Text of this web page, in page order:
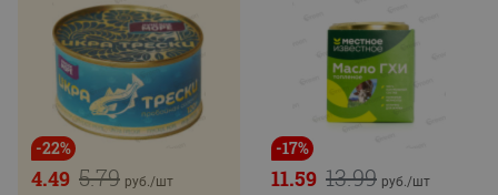
-22%
5.79
4.49 руб./шт
-17%
13.99
11.59 руб./шт